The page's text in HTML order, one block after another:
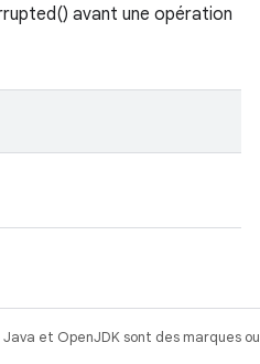
avant une opération
Java et OpenJDK sont des marques ou